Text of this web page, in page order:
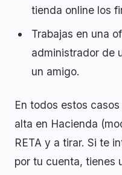
tienda online los
Trabajas en una
administrador de
un amigo.
En todos estos
alta en Hacienda
RETA y a tirar. Si te
por tu cuenta, tienes